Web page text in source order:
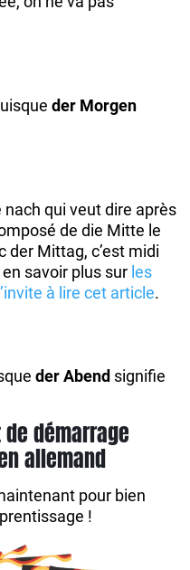
der Morgen
qui veut dire après
de die Mitte le
der Mittag, c’est midi
savoir plus sur les
à lire cet article.
der Abend signifie
démarrage
allemand
pour bien
!